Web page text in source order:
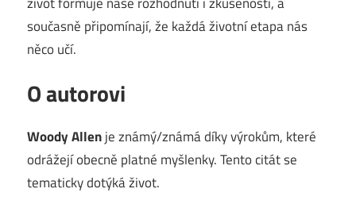
současně připomínají, že každá životní etapa nás
něco učí.
O autorovi
Woody Allenje známý/známá díky výrokům, které
odrážejí obecně platné myšlenky. Tento citát se
tematicky dotýká život.